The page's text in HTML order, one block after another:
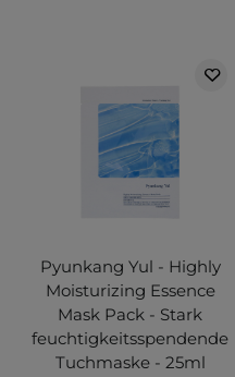
Pyunkang Yul - Highly
Moisturizing Essence
Mask Pack - Stark
feuchtigkeitsspendende
Tuchmaske - 25ml